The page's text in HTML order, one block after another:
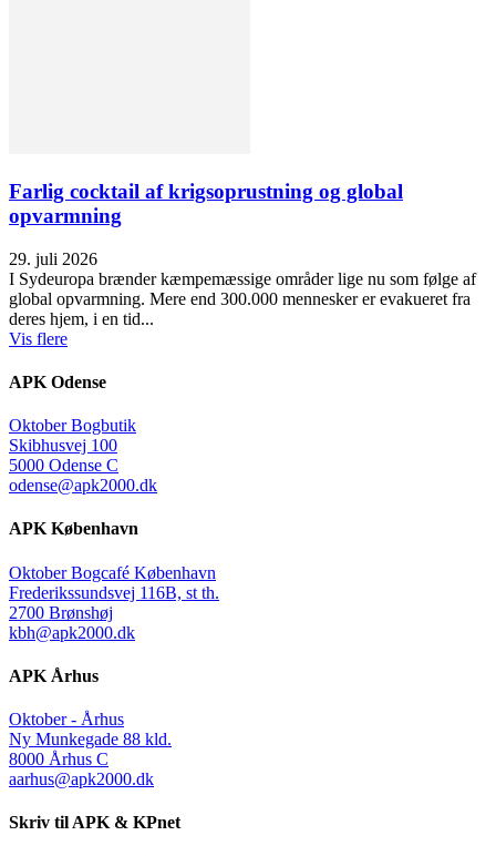
Farlig cocktail af krigsoprustning og global
opvarmning
29. juli 2026
I Sydeuropa brænder kæmpemæssige områder lige nu som følge af
global opvarmning. Mere end 300.000 mennesker er evakueret fra
deres hjem, i en tid...
Vis flere
APK Odense
Oktober Bogbutik
Skibhusvej 100
5000 Odense C
odense@apk2000.dk
APK København
Oktober Bogcafé København
Frederikssundsvej 116B, st th.
2700 Brønshøj
kbh@apk2000.dk
APK Århus
Oktober - Århus
Ny Munkegade 88 kld.
8000 Århus C
aarhus@apk2000.dk
Skriv til APK & KPnet